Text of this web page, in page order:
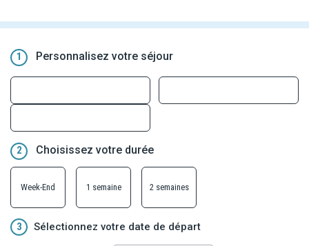
1/11/26 et le 30/4/27.
Remises déjà incluses dans les tarifs en ligne, valables dans la limite
des stocks disponibles et non cumulables avec toute autre offre ou
1 Personnalisez votre séjour
2 Choisissez votre durée
Week-End 1 semaine 2 semaines
3 Sélectionnez votre date de départ